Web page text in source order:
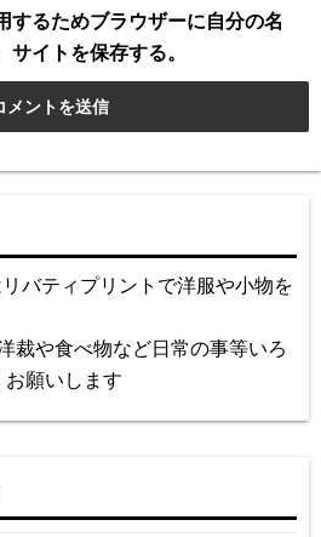
するためブラウザーに自分の名
イトを保存する。
バティプリントで洋服や小物を
裁や食べ物など日常の事等いろ
お願いします